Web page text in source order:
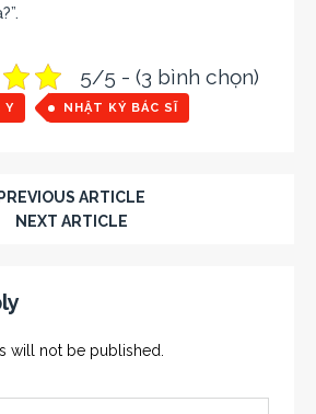
5/5 - (3 bình chọn)
Y NHẬT KÝ BÁC SĨ
PREVIOUS ARTICLE
NEXT ARTICLE
will not be published.